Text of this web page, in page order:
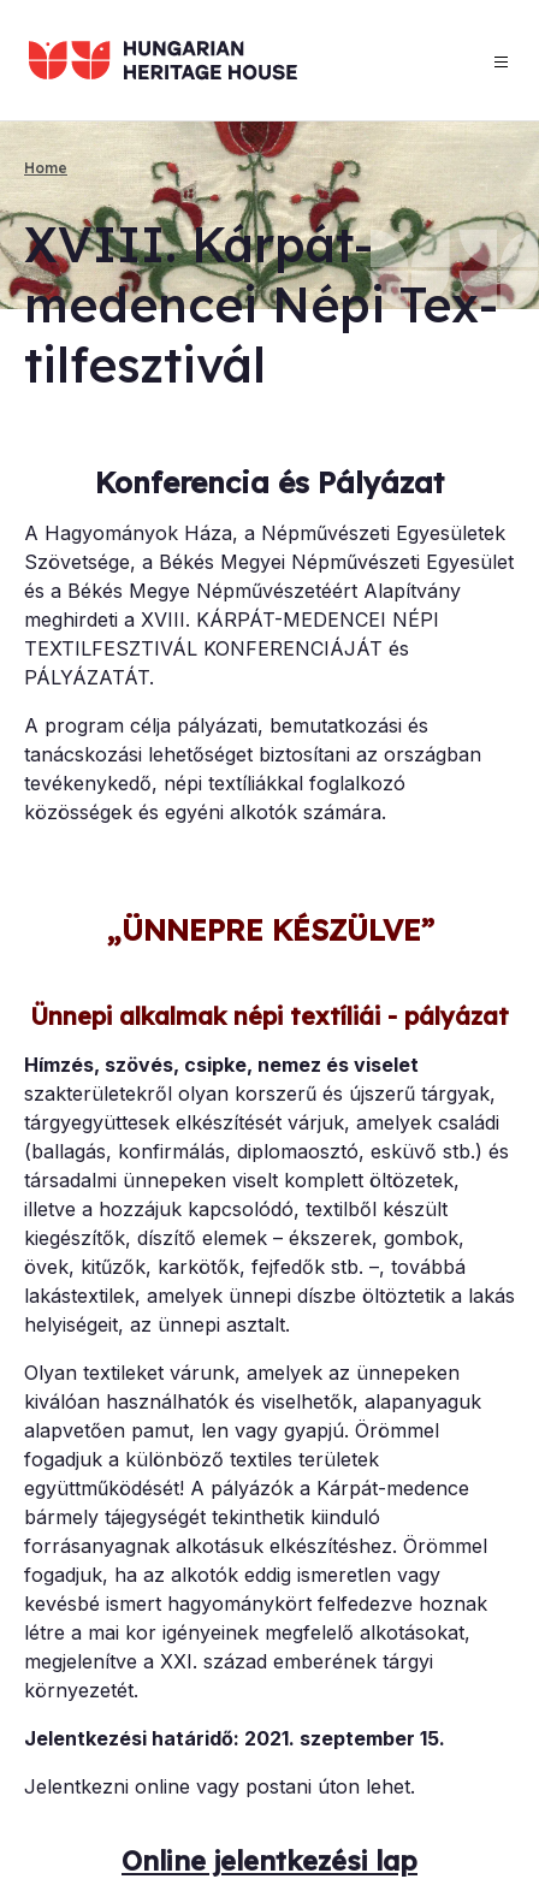
main
content
Breadcrumb
Home
XVIII. Kárpát-
medencei Népi Tex­
til­feszt­ivál
Konferencia és Pályázat
A Hagyományok Háza, a Népművészeti Egyesületek
Szövetsége, a Békés Megyei Népművészeti Egyesület
és a Békés Megye Népművészetéért Alapítvány
meghirdeti a XVIII. KÁRPÁT-MEDENCEI NÉPI
TEXTILFESZTIVÁL KONFERENCIÁJÁT és
PÁLYÁZATÁT.
A program célja pályázati, bemutatkozási és
tanácskozási lehetőséget biztosítani az országban
tevékenykedő, népi textíliákkal foglalkozó
közösségek és egyéni alkotók számára.
„ÜNNEPRE KÉSZÜLVE”
Ünnepi alkalmak népi textíliái - pályázat
Hímzés, szövés, csipke, nemez és viselet
szakterületekről olyan korszerű és újszerű tárgyak,
tárgyegyüttesek elkészítését várjuk, amelyek családi
(ballagás, konfirmálás, diplomaosztó, esküvő stb.) és
társadalmi ünnepeken viselt komplett öltözetek,
illetve a hozzájuk kapcsolódó, textilből készült
kiegészítők, díszítő elemek – ékszerek, gombok,
övek, kitűzők, karkötők, fejfedők stb. –, továbbá
lakástextilek, amelyek ünnepi díszbe öltöztetik a lakás
helyiségeit, az ünnepi asztalt.
Olyan textileket várunk, amelyek az ünnepeken
kiválóan használhatók és viselhetők, alapanyaguk
alapvetően pamut, len vagy gyapjú. Örömmel
fogadjuk a különböző textiles területek
együttműködését! A pályázók a Kárpát-medence
bármely tájegységét tekinthetik kiinduló
forrásanyagnak alkotásuk elkészítéshez. Örömmel
fogadjuk, ha az alkotók eddig ismeretlen vagy
kevésbé ismert hagyománykört felfedezve hoznak
létre a mai kor igényeinek megfelelő alkotásokat,
megjelenítve a XXI. század emberének tárgyi
környezetét.
Jelentkezési határidő: 2021. szeptember 15.
Jelentkezni online vagy postani úton lehet.
Online jelentkezési lap